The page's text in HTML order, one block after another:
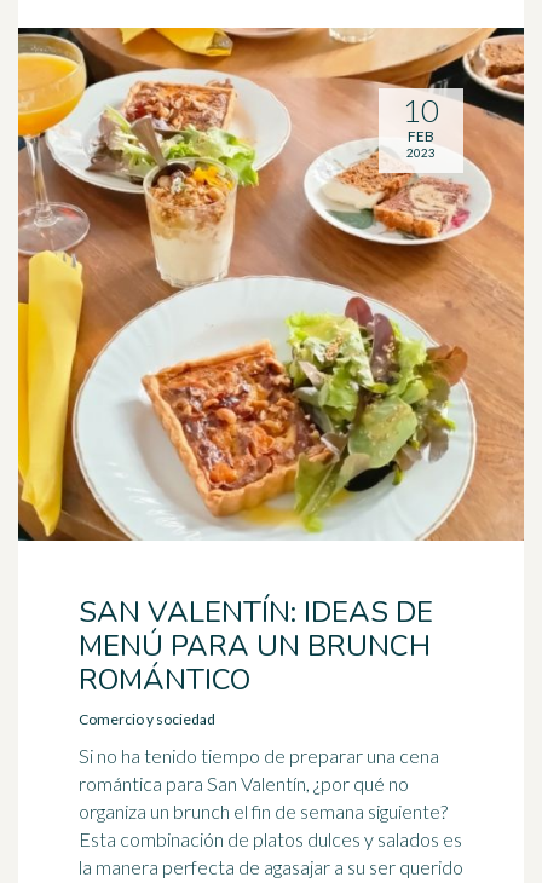
SAN VALENTÍN: IDEAS DE
MENÚ PARA UN BRUNCH
ROMÁNTICO
Comercio y sociedad
Si no ha tenido tiempo de preparar una cena
romántica para San Valentín, ¿por qué no
organiza un brunch el fin de semana siguiente?
Esta combinación de platos dulces y salados es
la manera perfecta de agasajar a su ser querido
10
FEB
2023